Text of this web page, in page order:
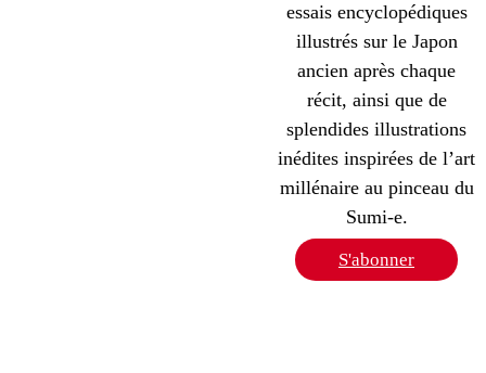
essais encyclopédiques
illustrés sur le Japon
ancien après chaque
récit, ainsi que de
splendides illustrations
inédites inspirées de l’art
millénaire au pinceau du
Sumi-e.
S'abonner